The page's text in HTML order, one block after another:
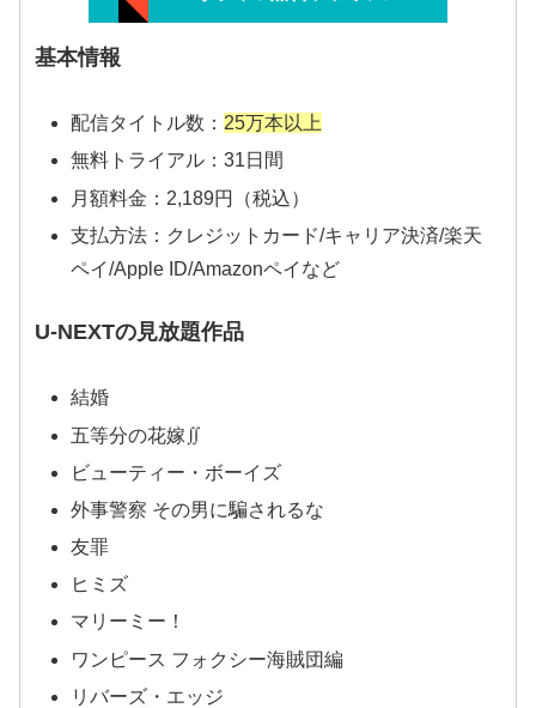
基本情報
配信タイトル数： 25万本以上
無料トライアル：31日間
月額料金：2,189円（税込）
支払方法：クレジットカード/キャリア決済/楽天
ペイ/Apple ID/Amazonペイなど
U-NEXTの見放題作品
結婚
五等分の花嫁∬
ビューティー・ボーイズ
外事警察 その男に騙されるな
友罪
ヒミズ
マリーミー！
ワンピース フォクシー海賊団編
リバーズ・エッジ